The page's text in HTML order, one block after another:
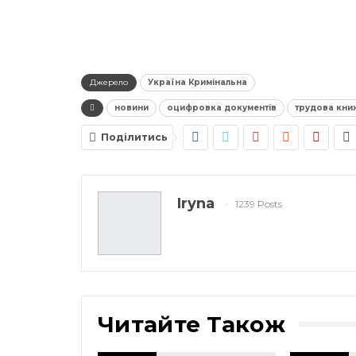
Джерело Україна Кримінальна
новини оцифровка документів трудова
Поділитись
Iryna 1239 Posts
Читайте Також